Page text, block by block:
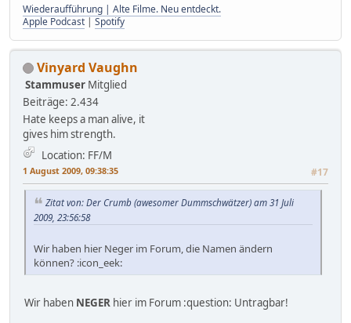
Wiederaufführung | Alte Filme. Neu entdeckt.
Apple Podcast | Spotify
Vinyard Vaughn
Stammuser Mitglied
Beiträge: 2.434
Hate keeps a man alive, it
gives him strength.
Location: FF/M
1 August 2009, 09:38:35 #17
Zitat von: Der Crumb (awesomer Dummschwätzer) am 31 Juli
2009, 23:56:58
Wir haben hier Neger im Forum, die Namen ändern
können? :icon_eek:
Wir haben NEGER hier im Forum :question: Untragbar!